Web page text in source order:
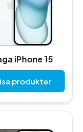
iPhone 15
produkter